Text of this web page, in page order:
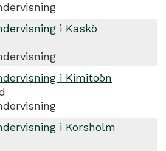
i Kaskö
i Kimitoön
i Korsholm